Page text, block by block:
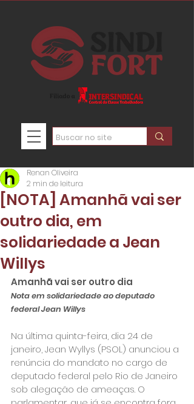
[NOTA] Amanhã vai ser
outro dia, em
solidariedade a Jean
Willys
Renan Oliveira
2 min de leitura
Amanhã vai ser outro dia
Nota em solidariedade ao deputado
federal Jean Willys
Na última quinta-feira, dia 24 de
janeiro, Jean Wyllys (PSOL) anunciou a
renúncia do mandato no cargo de
deputado federal pelo Rio de Janeiro
sob alegação de ameaças. O